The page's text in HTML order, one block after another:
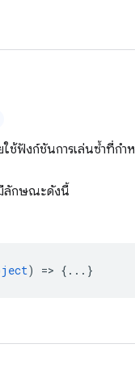
ช้ฟังก์ชันการเล่นซ้ำที่กำ
ลักษณะดังนี้
) => {...}